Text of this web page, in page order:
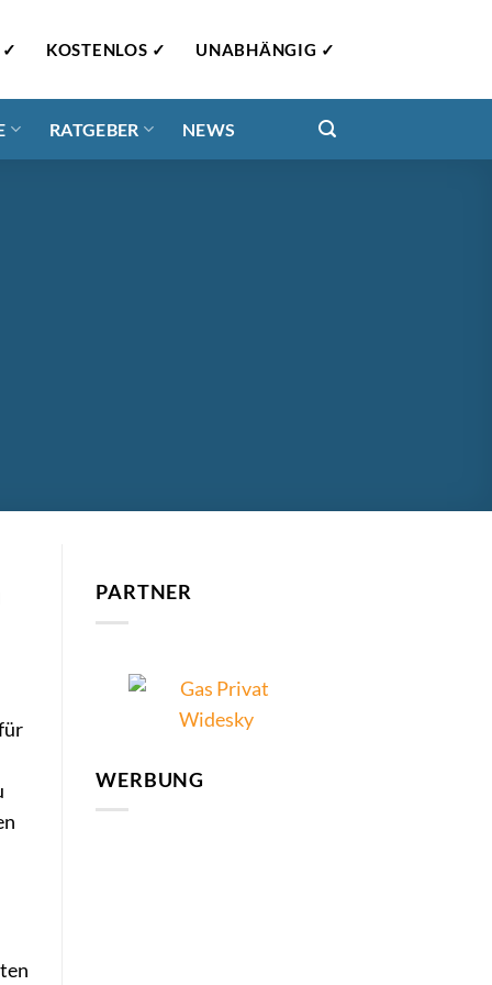
✓ KOSTENLOS ✓ UNABHÄNGIG ✓
RATGEBER NEWS
PARTNER
WERBUNG